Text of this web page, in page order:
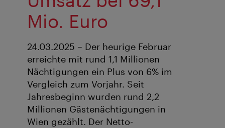
Mio. Euro
24.03.2025 – Der heurige Februar
erreichte mit rund 1,1 Millionen
Nächtigungen ein Plus von 6% im
Vergleich zum Vorjahr. Seit
Jahresbeginn wurden rund 2,2
Millionen Gästenächtigungen in
Wien gezählt. Der Netto-